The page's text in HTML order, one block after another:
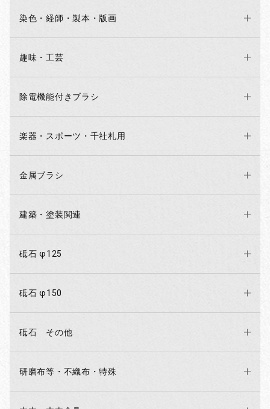
染色・経師・製本・版画
趣味・工芸
除電機能付きブラシ
楽器・スポーツ・千社札用
金属ブラシ
建築・塗装関連
砥石 φ125
砥石 φ150
砥石 その他
研磨布等・不織布・特殊